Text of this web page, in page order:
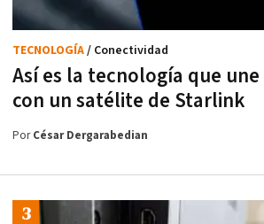
Así es la tecnología que
con un satélite de Starlink
TECNOLOGÍA/ Conectividad
PorCésar Dergarabedian